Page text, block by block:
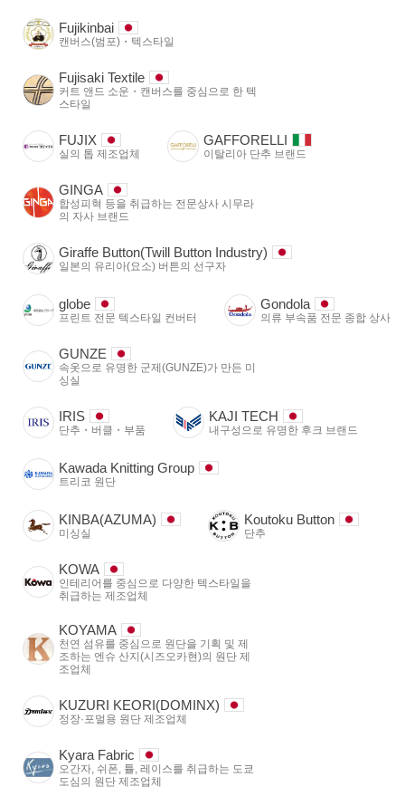
Fujikinbai
캔버스(범포)・텍스타일
Fujisaki Textile
커트 앤드 소운・캔버스를 중심으로 한 텍
스타일
FUJIX
실의 톱 제조업체
GAFFORELLI
이탈리아 단추 브랜드
GINGA
합성피혁 등을 취급하는 전문상사 시무라
의 자사 브랜드
Giraffe Button(Twill Button Industry)
일본의 유리아(요소) 버튼의 선구자
globe
프린트 전문 텍스타일 컨버터
Gondola
의류 부속품 전문 종합 상사
GUNZE
속옷으로 유명한 군제(GUNZE)가 만든 미
싱실
IRIS
단추・버클・부품
KAJI TECH
내구성으로 유명한 후크 브랜드
Kawada Knitting Group
트리코 원단
KINBA(AZUMA)
미싱실
Koutoku Button
단추
KOWA
인테리어를 중심으로 다양한 텍스타일을
취급하는 제조업체
KOYAMA
천연 섬유를 중심으로 원단을 기획 및 제
조하는 엔슈 산지(시즈오카현)의 원단 제
조업체
KUZURI KEORI(DOMINX)
정장·포멀용 원단 제조업체
Kyara Fabric
오간자, 쉬폰, 튤, 레이스를 취급하는 도쿄
도심의 원단 제조업체